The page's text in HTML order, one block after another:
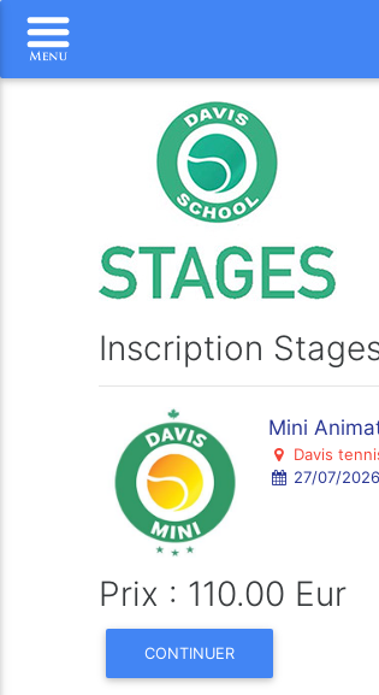
Inscription
Mini
Davis
27/07/
Prix : 110.00 Eur
CONTINUER